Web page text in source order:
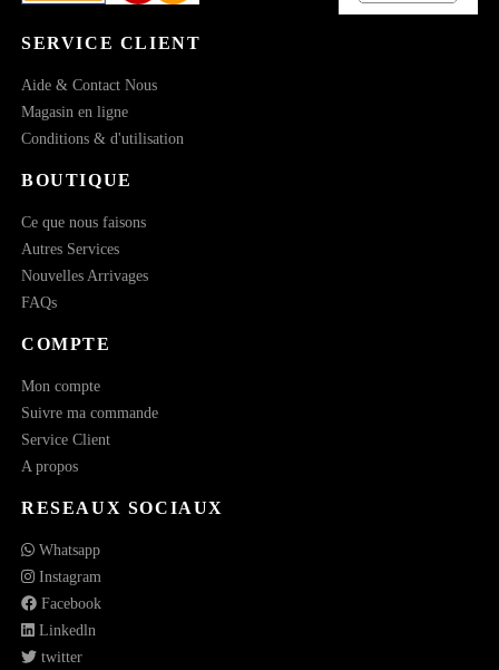
SERVICE CLIENT
Aide & Contact Nous
Magasin en ligne
Conditions & d'utilisation
BOUTIQUE
Ce que nous faisons
Autres Services
Nouvelles Arrivages
FAQs
COMPTE
Mon compte
Suivre ma commande
Service Client
A propos
RESEAUX SOCIAUX
Whatsapp
Instagram
Facebook
Linkedln
twitter